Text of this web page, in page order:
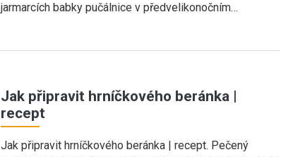
jarmarcích babky pučálnice v předvelikonočním…
Jak připravit hrníčkového beránka |
recept
Jak připravit hrníčkového beránka | recept. Pečený